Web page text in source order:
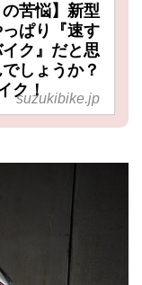
の苦悩】新型
ぱり『速す
ク』だと思
しょうか？
ク！
suzukibike.jp